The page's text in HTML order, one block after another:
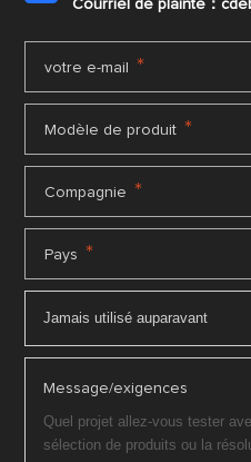
Courriel de plainte：
votre e-mail *
Modèle de produit *
Compagnie *
Pays *
Message/exigences